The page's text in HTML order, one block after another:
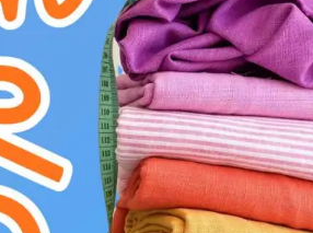
H nebělit
K nečistit chemicky
g prát na 30°C
C nežehlit